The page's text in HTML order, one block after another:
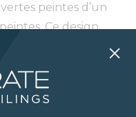
peintes d’un
Ce design
classique et